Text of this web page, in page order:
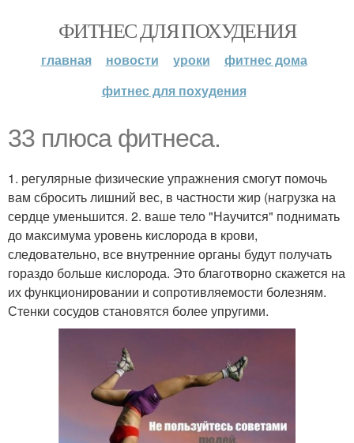
ФИТНЕС ДЛЯ ПОХУДЕНИЯ
главная новости уроки
фитнес дома
фитнес для похудения
33 плюса фитнеса.
1. регулярные физические упражнения смогут помочь
вам сбросить лишний вес, в частности жир (нагрузка на
сердце уменьшится. 2. ваше тело "Научится" поднимать
до максимума уровень кислорода в крови,
следовательно, все внутренние органы будут получать
гораздо больше кислорода. Это благотворно скажется на
их функционировании и сопротивляемости болезням.
Стенки сосудов становятся более упругими.